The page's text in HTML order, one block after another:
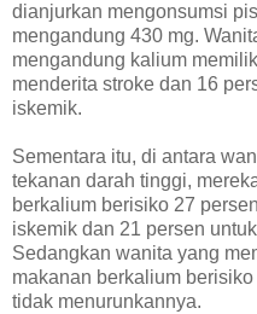
dianjurkan mengonsumsi
mengandung 430 mg.
mengandung kalium
menderita stroke dan 16
iskemik.
Sementara itu, di antara
tekanan darah tinggi,
berkalium berisiko 27
iskemik dan 21 persen
Sedangkan wanita yang
makanan berkalium
tidak menurunkannya.